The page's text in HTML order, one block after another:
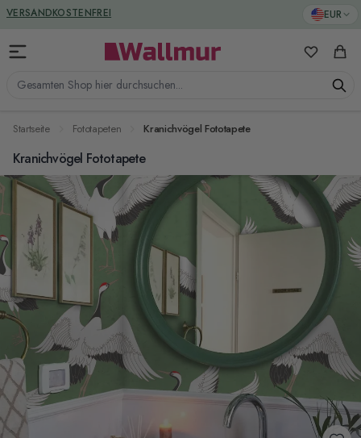
Zum Inhalt springen EUR
Gesamten Shop hier durchsuchen...
Meine
VERSANDKOSTENFREI
GREENGUARD ZERTIFIZIERT
Startseite Fototapeten Kranichvögel Fototapete
Kranichvögel Fototapete